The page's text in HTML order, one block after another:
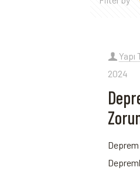
Yapı
2024